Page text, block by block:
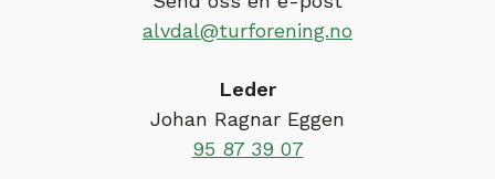
alvdal@turforening.no
Leder
Johan Ragnar Eggen
95 87 39 07